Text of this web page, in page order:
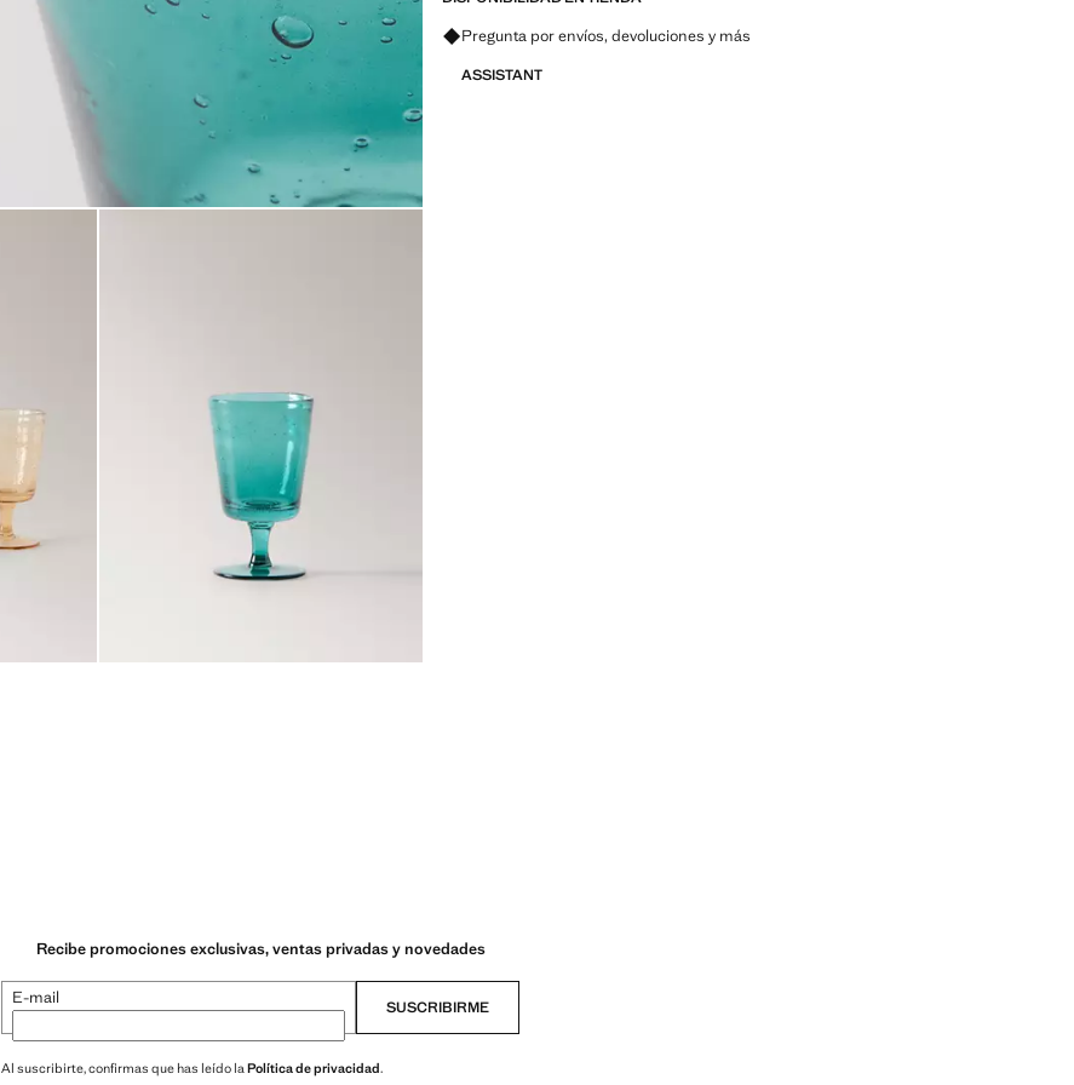
Pregunta por envíos, devoluciones y más
ASSISTANT
Recibe promociones exclusivas, ventas privadas y novedades
E-mail SUSCRIBIRME
Al suscribirte, confirmas que has leído laPolítica de privacidad.